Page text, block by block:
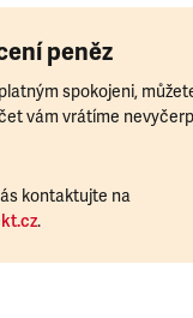
peněz
spokojeni,
vám vrátíme
kontaktujte na
.